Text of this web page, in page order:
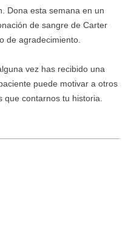
Dona esta semana en un
de sangre de Carter
de agradecimiento.
vez has recibido una
puede motivar a otros
contarnos tu historia.